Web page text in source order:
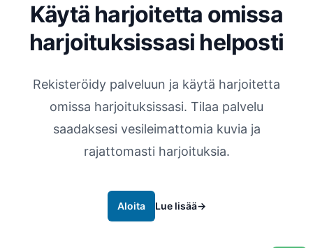
Käytä harjoitetta omissa
harjoituksissasi helposti
Rekisteröidy palveluun ja käytä harjoitetta
omissa harjoituksissasi. Tilaa palvelu
saadaksesi vesileimattomia kuvia ja
rajattomasti harjoituksia.
Aloita Lue lisää→